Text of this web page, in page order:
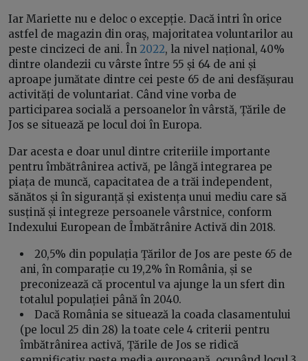
Iar Mariette nu e deloc o excepție. Dacă intri în orice
astfel de magazin din oraș, majoritatea voluntarilor au
peste cincizeci de ani. În 2022, la nivel național, 40%
dintre olandezii cu vârste între 55 și 64 de ani și
aproape jumătate dintre cei peste 65 de ani desfășurau
activități de voluntariat. Când vine vorba de
participarea socială a persoanelor în vârstă, Țările de
Jos se situează pe locul doi în Europa.
Dar acesta e doar unul dintre criteriile importante
pentru îmbătrânirea activă, pe lângă integrarea pe
piața de muncă, capacitatea de a trăi independent,
sănătos și în siguranță și existența unui mediu care să
susțină și integreze persoanele vârstnice, conform
Indexului European de Îmbătrânire Activă din 2018.
20,5% din populația Țărilor de Jos are peste 65 de
ani, în comparație cu 19,2% în România, și se
preconizează că procentul va ajunge la un sfert din
totalul populației până în 2040.
Dacă România se situează la coada clasamentului
(pe locul 25 din 28) la toate cele 4 criterii pentru
îmbătrânirea activă, Țările de Jos se ridică